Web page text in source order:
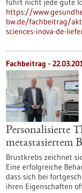
führt nicht jede gute
https://
bw.de/fachbeitrag/
sciences-inova-de-
Fachbeitrag -
Personalisierte
metastasiertem
Brustkrebs zeichnet
Eine erfolgreiche
dass sich bei
ihren Eigenschaften